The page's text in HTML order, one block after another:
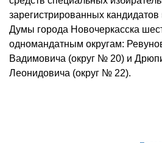
зарегистрированных кандидатов
Думы города Новочеркасска
одномандатным округам:
Вадимовича (округ № 20) и
Леонидовича (округ № 22).